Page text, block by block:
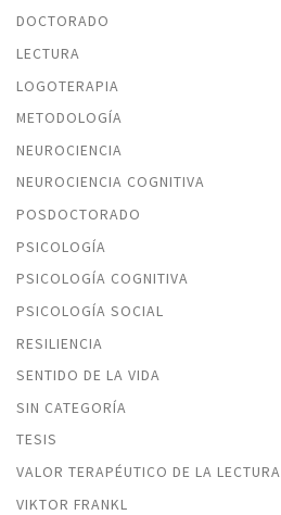
DOCTORADO
LECTURA
LOGOTERAPIA
METODOLOGÍA
NEUROCIENCIA
NEUROCIENCIA COGNITIVA
POSDOCTORADO
PSICOLOGÍA
PSICOLOGÍA COGNITIVA
PSICOLOGÍA SOCIAL
RESILIENCIA
SENTIDO DE LA VIDA
SIN CATEGORÍA
TESIS
VALOR TERAPÉUTICO DE LA LECTURA
VIKTOR FRANKL